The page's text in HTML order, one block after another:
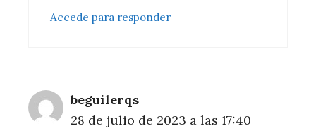
Accede para responder
beguilerqs
28 de julio de 2023 a las 17:40